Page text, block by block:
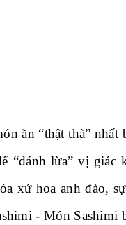
ăn “thật thà” nhất
lừa” vị giác
xứ hoa anh đào,
- Món Sashimi